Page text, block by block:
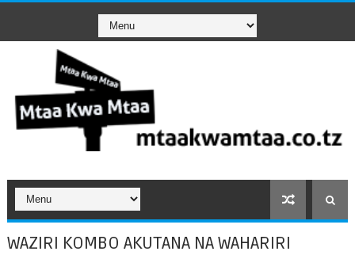
WAZIRI KOMBO AKUTANA NA WAHARIRI